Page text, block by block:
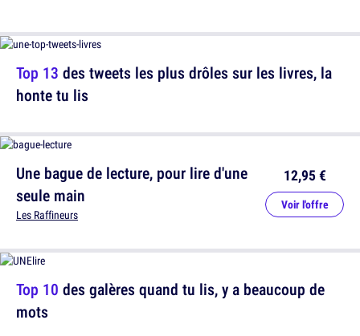
Top 13 des tweets les plus drôles sur les livres, la
honte tu lis
Une bague de lecture, pour lire d'une
seule main
Les Raffineurs
12,95 €
Voir l'offre
Top 10 des galères quand tu lis, y a beaucoup de
mots